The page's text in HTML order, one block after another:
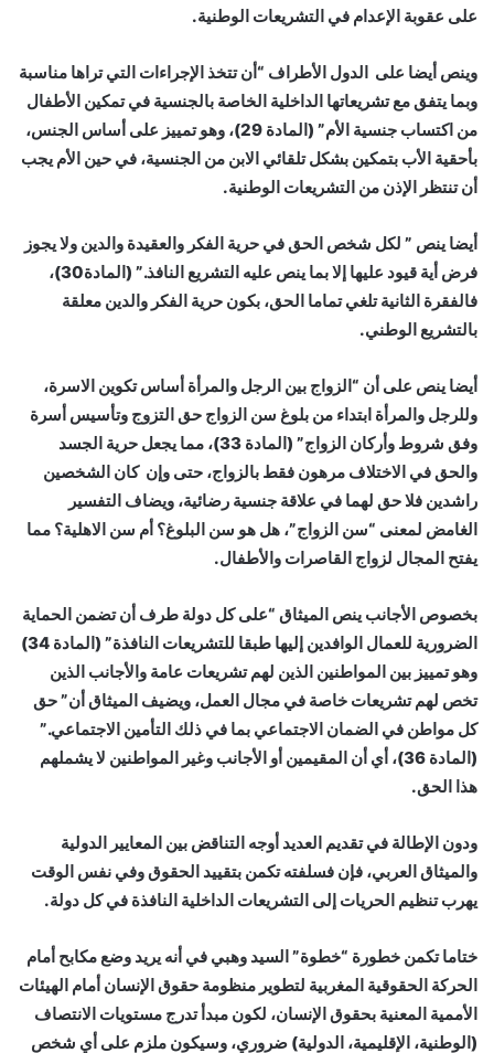
على عقوبة الإعدام في التشريعات الوطنية.
وينص أيضا على الدول الأطراف “أن تتخذ الإجراءات التي تراها مناسبة
وبما يتفق مع تشريعاتها الداخلية الخاصة بالجنسية في تمكين الأطفال
من اكتساب جنسية الأم” (المادة 29)، وهو تمييز على أساس الجنس،
بأحقية الأب بتمكين بشكل تلقائي الابن من الجنسية، في حين الأم يجب
أن تنتظر الإذن من التشريعات الوطنية.
أيضا ينص ” لكل شخص الحق في حرية الفكر والعقيدة والدين ولا يجوز
فرض أية قيود عليها إلا بما ينص عليه التشريع النافذ.” (المادة30)،
فالفقرة الثانية تلغي تماما الحق، بكون حرية الفكر والدين معلقة
بالتشريع الوطني.
أيضا ينص على أن “الزواج بين الرجل والمرأة أساس تكوين الاسرة،
وللرجل والمرأة ابتداء من بلوغ سن الزواج حق التزوج وتأسيس أسرة
وفق شروط وأركان الزواج” (المادة 33)، مما يجعل حرية الجسد
والحق في الاختلاف مرهون فقط بالزواج، حتى وإن كان الشخصين
راشدين فلا حق لهما في علاقة جنسية رضائية، ويضاف التفسير
الغامض لمعنى “سن الزواج”، هل هو سن البلوغ؟ أم سن الاهلية؟ مما
يفتح المجال لزواج القاصرات والأطفال.
بخصوص الأجانب ينص الميثاق “على كل دولة طرف أن تضمن الحماية
الضرورية للعمال الوافدين إليها طبقا للتشريعات النافذة” (المادة 34)
وهو تمييز بين المواطنين الذين لهم تشريعات عامة والأجانب الذين
تخص لهم تشريعات خاصة في مجال العمل، ويضيف الميثاق أن” حق
كل مواطن في الضمان الاجتماعي بما في ذلك التأمين الاجتماعي.”
(المادة 36)، أي أن المقيمين أو الأجانب وغير المواطنين لا يشملهم
هذا الحق.
ودون الإطالة في تقديم العديد أوجه التناقض بين المعايير الدولية
والميثاق العربي، فإن فسلفته تكمن بتقييد الحقوق وفي نفس الوقت
يهرب تنظيم الحريات إلى التشريعات الداخلية النافذة في كل دولة.
ختاما تكمن خطورة “خطوة” السيد وهبي في أنه يريد وضع مكابح أمام
الحركة الحقوقية المغربية لتطوير منظومة حقوق الإنسان أمام الهيئات
الأممية المعنية بحقوق الإنسان، لكون مبدأ تدرج مستويات الانتصاف
(الوطنية، الإقليمية، الدولية) ضروري، وسيكون ملزم على أي شخص